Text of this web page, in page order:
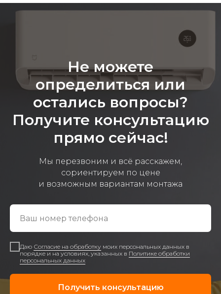
Эковарме на карте Санкт‑Петербурга —
Не можете
определиться или
остались вопросы?
Получите консультацию
прямо сейчас!
Мы перезвоним и всё расскажем,
сориентируем по цене
и возможным вариантам монтажа
Даю Согласие на обработку моих персональных данных в
порядке и на условиях, указанных в Политике обработки
персональных данных
Получить консультацию